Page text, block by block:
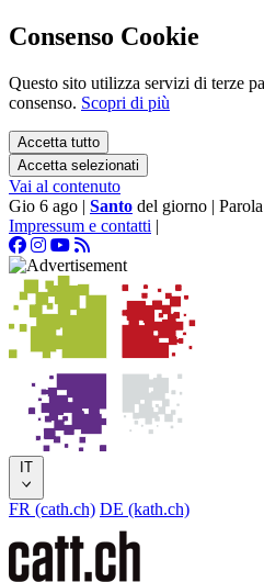
Consenso Cookie
Questo sito utilizza servizi di terze
consenso. Scopri di più
Accetta tutto
Accetta selezionati
Vai al contenuto
Gio 6 ago | Santo del giorno |
Impressum e contatti |
IT
FR (cath.ch) DE (kath.ch)